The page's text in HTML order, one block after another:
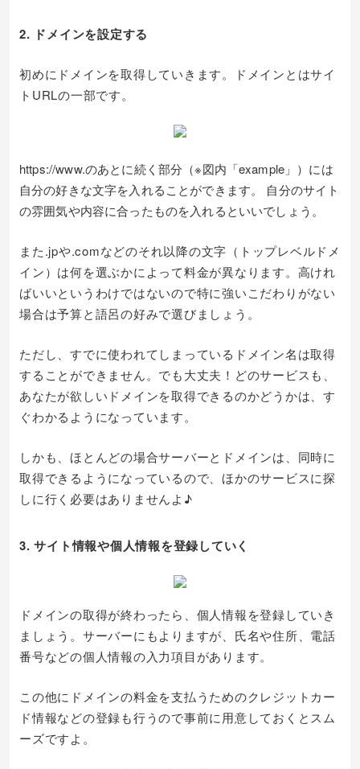
2. ドメインを設定する
初めにドメインを取得していきます。ドメインとはサイ
トURLの一部です。
https://www.のあとに続く部分（※図内「example」）には
自分の好きな文字を入れることができます。 自分のサイト
の雰囲気や内容に合ったものを入れるといいでしょう。
また.jpや.comなどのそれ以降の文字（トップレベルドメ
イン）は何を選ぶかによって料金が異なります。高けれ
ばいいというわけではないので特に強いこだわりがない
場合は予算と語呂の好みで選びましょう。
ただし、すでに使われてしまっているドメイン名は取得
することができません。でも大丈夫！どのサービスも、
あなたが欲しいドメインを取得できるのかどうかは、す
ぐわかるようになっています。
しかも、ほとんどの場合サーバーとドメインは、同時に
取得できるようになっているので、ほかのサービスに探
しに行く必要はありませんよ♪
3. サイト情報や個人情報を登録していく
ドメインの取得が終わったら、個人情報を登録していき
ましょう。サーバーにもよりますが、氏名や住所、電話
番号などの個人情報の入力項目があります。
この他にドメインの料金を支払うためのクレジットカー
ド情報などの登録も行うので事前に用意しておくとスム
ーズですよ。